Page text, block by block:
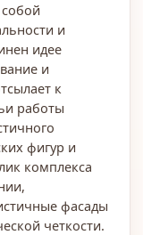
и
идее
и
к
работы
фигур и
комплекса
фасады
четкости.